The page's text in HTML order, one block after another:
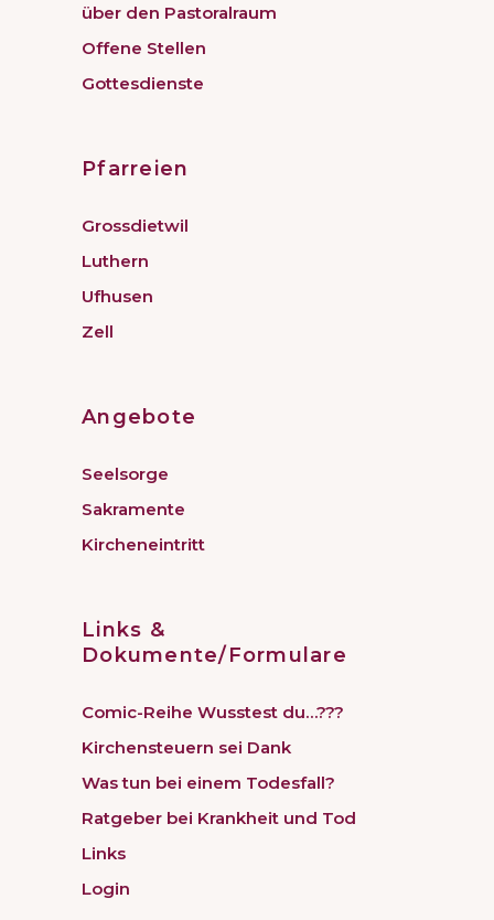
über den Pastoralraum
Offene Stellen
Gottesdienste
Pfarreien
Grossdietwil
Luthern
Ufhusen
Zell
Angebote
Seelsorge
Sakramente
Kircheneintritt
Links &
Dokumente/Formulare
Comic-Reihe Wusstest du…???
Kirchensteuern sei Dank
Was tun bei einem Todesfall?
Ratgeber bei Krankheit und Tod
Links
Login